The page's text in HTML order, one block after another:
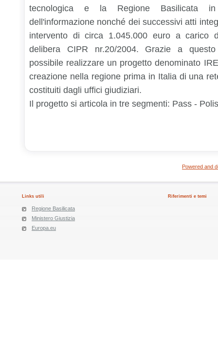
tecnologica e la Regione Basilicata
dell'informazione nonché dei successivi atti
intervento di circa 1.045.000 euro a carico
delibera CIPR nr.20/2004. Grazie a
possibile realizzare un progetto denominato
creazione nella regione prima in Italia di una
costituiti dagli uffici giudiziari.
Il progetto si articola in tre segmenti: Pass -
Powered and
Links utili Riferimenti e temi
Regione Basilicata
Ministero Giustizia
Europa.eu